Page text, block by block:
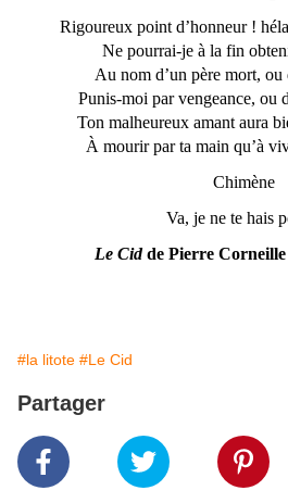
Rigoureux point d’honneur !
Ne pourrai-je à la fin
Au nom d’un père mort, ou
Punis-moi par vengeance, ou
Ton malheureux amant aura
À mourir par ta main qu’à
Chimène
Va, je ne te hais
Le Cidde Pierre Corneille
#la litote #Le Cid
Partager